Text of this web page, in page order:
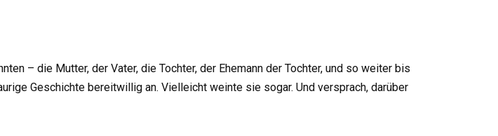
– die Mutter, der Vater, die Tochter, der Ehemann der Tochter, und so weiter bis
Geschichte bereitwillig an. Vielleicht weinte sie sogar. Und versprach, darüber